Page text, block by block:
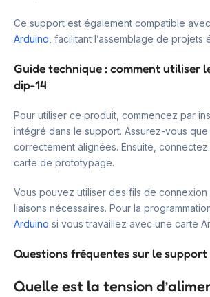
Ce support est également compatible
Arduino , facilitant l’assemblage de projets
Guide technique : comment utiliser
dip-14
Pour utiliser ce produit, commencez par
intégré dans le support. Assurez-vous
correctement alignées. Ensuite,
carte de prototypage.
Vous pouvez utiliser des fils de connexion
liaisons nécessaires. Pour la
Arduino si vous travaillez avec une carte
Questions fréquentes sur le
Quelle est la tension